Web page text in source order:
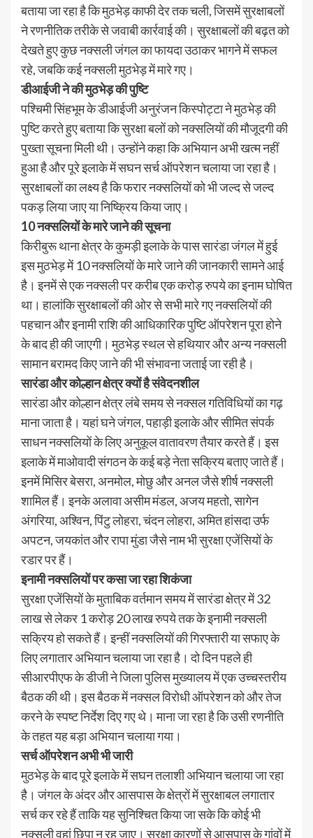
बताया जा रहा है कि मुठभेड़ काफी देर तक चली, जिसमें सुरक्षाबलों
ने रणनीतिक तरीके से जवाबी कार्रवाई की। सुरक्षाबलों की बढ़त को
देखते हुए कुछ नक्सली जंगल का फायदा उठाकर भागने में सफल
रहे, जबकि कई नक्सली मुठभेड़ में मारे गए।
डीआईजी ने की मुठभेड़ की पुष्टि
पश्चिमी सिंहभूम के डीआईजी अनुरंजन किस्पोट्टा ने मुठभेड़ की
पुष्टि करते हुए बताया कि सुरक्षा बलों को नक्सलियों की मौजूदगी की
पुख्ता सूचना मिली थी। उन्होंने कहा कि अभियान अभी खत्म नहीं
हुआ है और पूरे इलाके में सघन सर्च ऑपरेशन चलाया जा रहा है।
सुरक्षाबलों का लक्ष्य है कि फरार नक्सलियों को भी जल्द से जल्द
पकड़ लिया जाए या निष्क्रिय किया जाए।
10 नक्सलियों के मारे जाने की सूचना
किरीबुरू थाना क्षेत्र के कुमड़ी इलाके के पास सारंडा जंगल में हुई
इस मुठभेड़ में 10 नक्सलियों के मारे जाने की जानकारी सामने आई
है। इनमें से एक नक्सली पर करीब एक करोड़ रुपये का इनाम घोषित
था। हालांकि सुरक्षाबलों की ओर से सभी मारे गए नक्सलियों की
पहचान और इनामी राशि की आधिकारिक पुष्टि ऑपरेशन पूरा होने
के बाद ही की जाएगी। मुठभेड़ स्थल से हथियार और अन्य नक्सली
सामान बरामद किए जाने की भी संभावना जताई जा रही है।
सारंडा और कोल्हान क्षेत्र क्यों है संवेदनशील
सारंडा और कोल्हान क्षेत्र लंबे समय से नक्सल गतिविधियों का गढ़
माना जाता है। यहां घने जंगल, पहाड़ी इलाके और सीमित संपर्क
साधन नक्सलियों के लिए अनुकूल वातावरण तैयार करते हैं। इस
इलाके में माओवादी संगठन के कई बड़े नेता सक्रिय बताए जाते हैं।
इनमें मिसिर बेसरा, अनमोल, मोछु और अनल जैसे शीर्ष नक्सली
शामिल हैं। इनके अलावा असीम मंडल, अजय महतो, सागेन
अंगरिया, अश्विन, पिंटु लोहरा, चंदन लोहरा, अमित हांसदा उर्फ
अपटन, जयकांत और रापा मुंडा जैसे नाम भी सुरक्षा एजेंसियों के
रडार पर हैं।
इनामी नक्सलियों पर कसा जा रहा शिकंजा
सुरक्षा एजेंसियों के मुताबिक वर्तमान समय में सारंडा क्षेत्र में 32
लाख से लेकर 1 करोड़ 20 लाख रुपये तक के इनामी नक्सली
सक्रिय हो सकते हैं। इन्हीं नक्सलियों की गिरफ्तारी या सफाए के
लिए लगातार अभियान चलाया जा रहा है। दो दिन पहले ही
सीआरपीएफ के डीजी ने जिला पुलिस मुख्यालय में एक उच्चस्तरीय
बैठक की थी। इस बैठक में नक्सल विरोधी ऑपरेशन को और तेज
करने के स्पष्ट निर्देश दिए गए थे। माना जा रहा है कि उसी रणनीति
के तहत यह बड़ा अभियान चलाया गया।
सर्च ऑपरेशन अभी भी जारी
मुठभेड़ के बाद पूरे इलाके में सघन तलाशी अभियान चलाया जा रहा
है। जंगल के अंदर और आसपास के क्षेत्रों में सुरक्षाबल लगातार
सर्च कर रहे हैं ताकि यह सुनिश्चित किया जा सके कि कोई भी
नक्सली वहां छिपा न रह जाए। सुरक्षा कारणों से आसपास के गांवों में